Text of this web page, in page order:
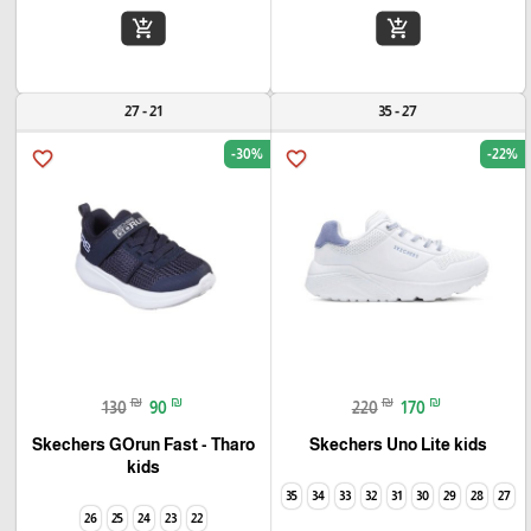
add_shopping_cart
add_shopping_cart
27 - 35
favorite_border -22%
220 ₪ 170 ₪
Skechers Uno Lite kids
27
28
29
30
31
32
33
34
35
21 - 27
favorite_border -30%
130 ₪ 90 ₪
Skechers GOrun Fast - Tharo
kids
22
23
24
25
26